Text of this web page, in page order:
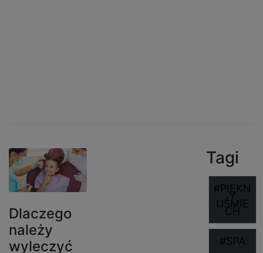
Dlaczego
należy
wyleczyć
Tagi
#PIĘKN
Y
UŚMIE
CH
#SPA